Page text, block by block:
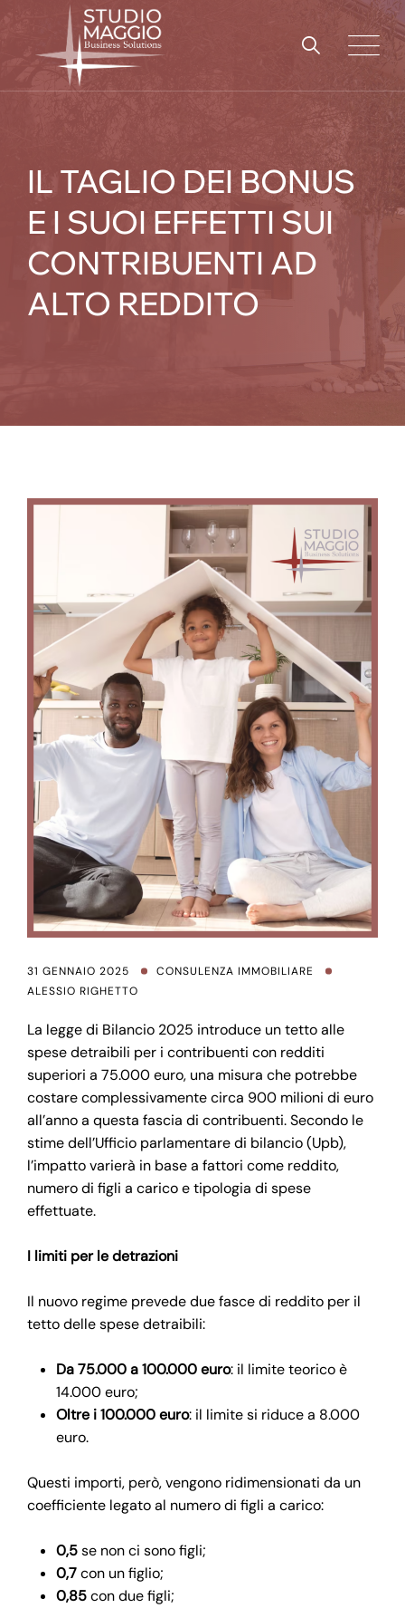
content
IL TAGLIO DEI BONUS
E I SUOI EFFETTI SUI
CONTRIBUENTI AD
ALTO REDDITO
31 GENNAIO 2025
CONSULENZA IMMOBILIARE
ALESSIO RIGHETTO
La legge di Bilancio 2025 introduce un tetto alle
spese detraibili per i contribuenti con redditi
superiori a 75.000 euro, una misura che potrebbe
costare complessivamente circa 900 milioni di euro
all’anno a questa fascia di contribuenti. Secondo le
stime dell’Ufficio parlamentare di bilancio (Upb),
l’impatto varierà in base a fattori come reddito,
numero di figli a carico e tipologia di spese
effettuate.
I limiti per le detrazioni
Il nuovo regime prevede due fasce di reddito per il
tetto delle spese detraibili:
Da 75.000 a 100.000 euro: il limite teorico è
14.000 euro;
Oltre i 100.000 euro: il limite si riduce a 8.000
euro.
Questi importi, però, vengono ridimensionati da un
coefficiente legato al numero di figli a carico:
0,5se non ci sono figli;
0,7con un figlio;
0,85con due figli;